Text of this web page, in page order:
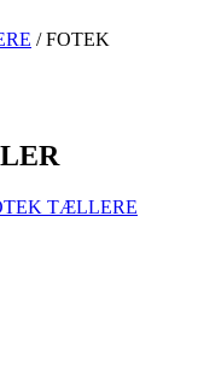
/ FOTEK
TÆLLERE